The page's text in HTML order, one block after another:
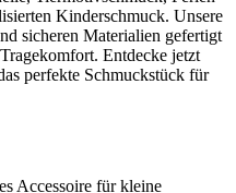
Kinderschmuck. Unsere
sicheren Materialien gefertigt
Entdecke jetzt
perfekte Schmuckstück für
Accessoire für kleine